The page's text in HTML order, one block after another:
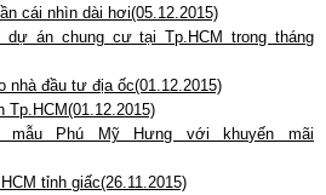
cái nhìn dài hơi(05.12.2015)
án chung cư tại Tp.HCM trong tháng
nhà đầu tư địa ốc(01.12.2015)
Tp.HCM(01.12.2015)
Phú Mỹ Hưng với khuyến mãi
tỉnh giấc(26.11.2015)